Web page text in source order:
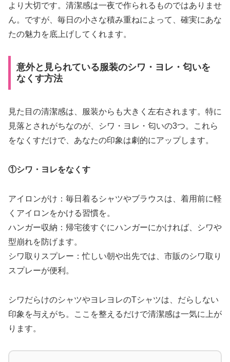
より大切です。清潔感は一夜で作られるものではありませ
ん。ですが、毎日の小さな積み重ねによって、確実にあな
たの魅力を底上げしてくれます。
意外と見られている服装のシワ・ヨレ・匂いを
なくす方法
見た目の清潔感は、服装からも大きく左右されます。特に
見落とされがちなのが、シワ・ヨレ・匂いの3つ。これら
をなくすだけで、あなたの印象は劇的にアップします。
①シワ・ヨレをなくす
アイロンがけ：毎日着るシャツやブラウスは、着用前に軽
くアイロンをかける習慣を。
ハンガー収納：帰宅後すぐにハンガーにかければ、シワや
型崩れを防げます。
シワ取りスプレー：忙しい朝や出先では、市販のシワ取り
スプレーが便利。
シワだらけのシャツやヨレヨレのTシャツは、だらしない
印象を与えがち。ここを整えるだけで清潔感は一気に上が
ります。